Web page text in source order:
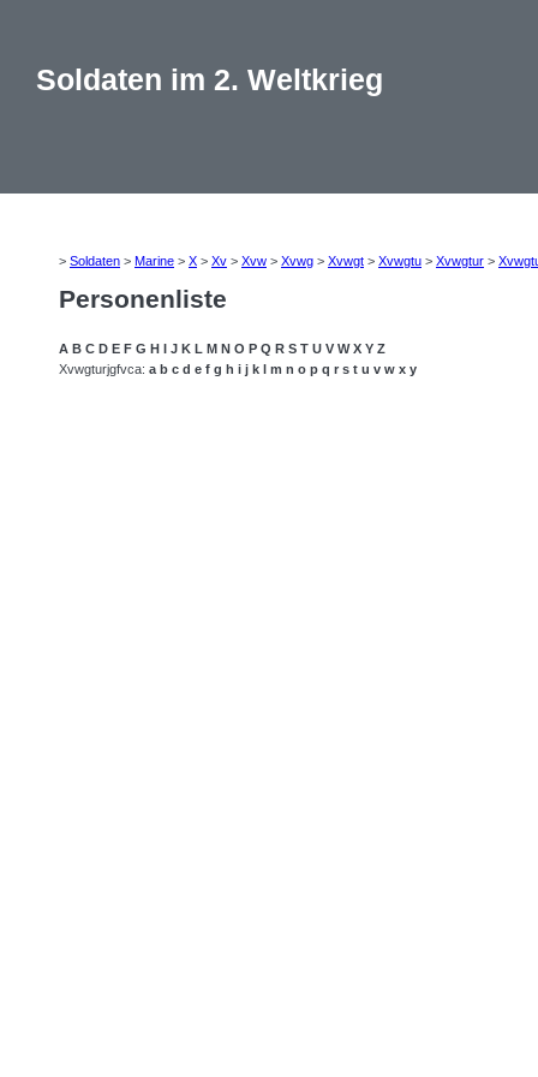
Soldaten im 2. Weltkrieg
> Soldaten > Marine > X > Xv > Xvw > Xvwg > Xvwgt > Xvwgtu > Xvwgtur >
Personenliste
A B C D E F G H I J K L M N O P Q R S T U V W X Y Z
Xvwgturjgfvca: a b c d e f g h i j k l m n o p q r s t u v w x y